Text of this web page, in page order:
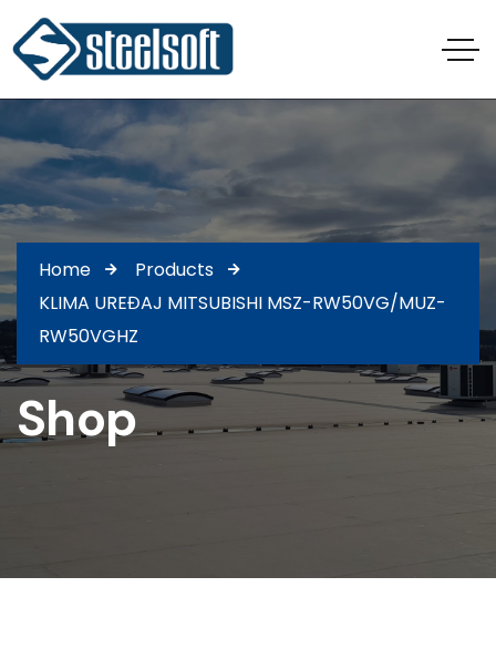
Home
Products
KLIMA UREĐAJ MITSUBISHI MSZ-RW50VG/MUZ-
RW50VGHZ
Shop